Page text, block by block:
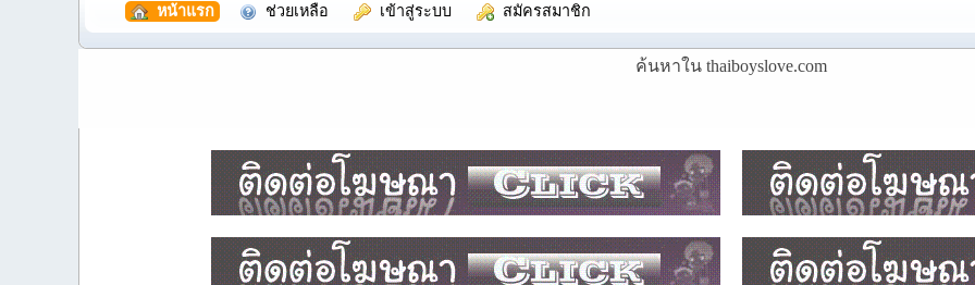
หน้าแรก ช่วยเหลือ เข้าสู่ระบบ สมัครสมาชิก
ค้นหาใน thaiboyslove.com